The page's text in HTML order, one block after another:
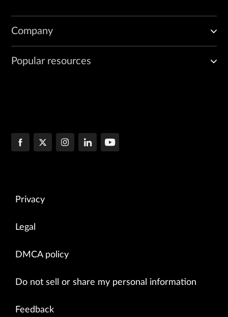
Company
Popular resources
Privacy
Legal
DMCA policy
Do not sell or share my personal information
Feedback